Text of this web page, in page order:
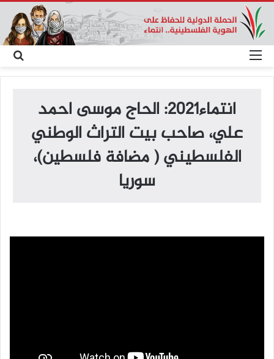
عن
انتماء2021: الحاج موسى احمد
علي، صاحب بيت التراث الوطني
الفلسطيني ( مضافة فلسطين)،
سوريا